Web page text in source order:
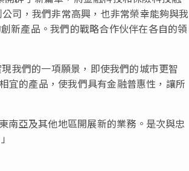
司，我們非常高興，也非常榮幸能夠與我
新產品。我們的戰略合作伙伴在各自的領
我們的一項願景，即使我們的城市更智
宜的產品，使我們具有金融普惠性，讓所
南亞及其他地區開展新的業務。是次與忠